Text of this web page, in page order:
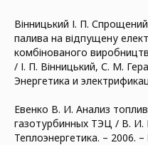
Вінницький І. П.
палива на відпущену
комбінованого
/ І. П. Вінницький, С. М.
Энергетика и
Евенко В. И. Анализ
газотурбинных ТЭЦ / В. И.
Теплоэнергетика. – 2006.